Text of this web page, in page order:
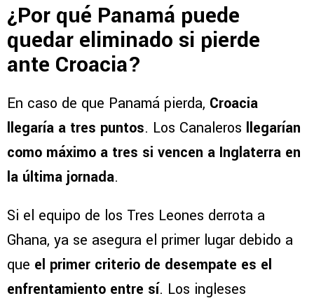
¿Por qué Panamá puede
quedar eliminado si pierde
ante Croacia?
En caso de que Panamá pierda, Croacia
llegaría a tres puntos. Los Canaleros llegarían
como máximo a tres si vencen a Inglaterra en
la última jornada.
Si el equipo de los Tres Leones derrota a
Ghana, ya se asegura el primer lugar debido a
que el primer criterio de desempate es el
enfrentamiento entre sí. Los ingleses